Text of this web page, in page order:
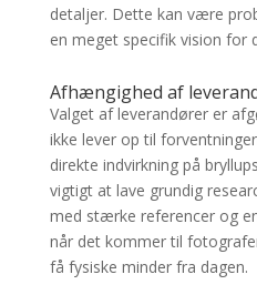
detaljer. Dette kan være
en meget specifik vision for
Afhængighed af
Valget af leverandører er
ikke lever op til
direkte indvirkning på
vigtigt at lave grundig
med stærke referencer og
når det kommer til
få fysiske minder fra dagen.